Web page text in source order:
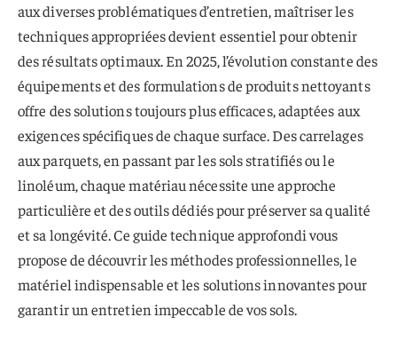
aux diverses problématiques d’entretien, maîtriser les
techniques appropriées devient essentiel pour obtenir
des résultats optimaux. En 2025, l’évolution constante des
équipements et des formulations de produits nettoyants
offre des solutions toujours plus efficaces, adaptées aux
exigences spécifiques de chaque surface. Des carrelages
aux parquets, en passant par les sols stratifiés ou le
linoléum, chaque matériau nécessite une approche
particulière et des outils dédiés pour préserver sa qualité
et sa longévité. Ce guide technique approfondi vous
propose de découvrir les méthodes professionnelles, le
matériel indispensable et les solutions innovantes pour
garantir un entretien impeccable de vos sols.